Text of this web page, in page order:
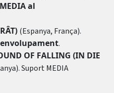
al
(Espanya, França).
.
OF FALLING (IN DIE
Suport MEDIA